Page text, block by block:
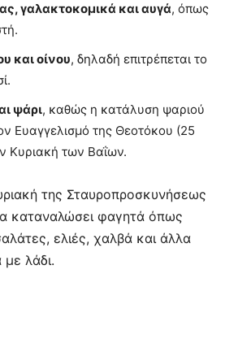
γαλακτοκομικά και αυγά, όπως
και οίνου, δηλαδή επιτρέπεται το
ψάρι, καθώς η κατάλυση ψαριού
Ευαγγελισμό της Θεοτόκου (25
Κυριακή των Βαΐων.
της Σταυροπροσκυνήσεως
καταναλώσει φαγητά όπως
ελιές, χαλβά και άλλα
με λάδι.